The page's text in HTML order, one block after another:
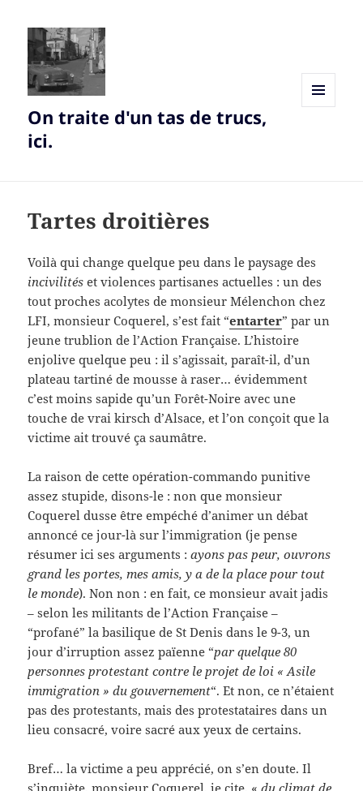
On traite d'un tas de trucs,
ici.
Tartes droitières
Voilà qui change quelque peu dans le paysage des
incivilités et violences partisanes actuelles : un des
tout proches acolytes de monsieur Mélenchon chez
LFI, monsieur Coquerel, s’est fait “entarter” par un
jeune trublion de l’Action Française. L’histoire
enjolive quelque peu : il s’agissait, paraît-il, d’un
plateau tartiné de mousse à raser… évidemment
c’est moins sapide qu’un Forêt-Noire avec une
touche de vrai kirsch d’Alsace, et l’on conçoit que la
victime ait trouvé ça saumâtre.
La raison de cette opération-commando punitive
assez stupide, disons-le : non que monsieur
Coquerel dusse être empéché d’animer un débat
annoncé ce jour-là sur l’immigration (je pense
résumer ici ses arguments :ayons pas peur, ouvrons
grand les portes, mes amis, y a de la place pour tout
le monde). Non non : en fait, ce monsieur avait jadis
– selon les militants de l’Action Française –
“profané” la basilique de St Denis dans le 9-3, un
jour d’irruption assez païenne “par quelque 80
personnes protestant contre le projet de loi « Asile
immigration » du gouvernement“. Et non, ce n’étaient
pas des protestants, mais des protestataires dans un
lieu consacré, voire sacré aux yeux de certains.
Bref… la victime a peu apprécié, on s’en doute. Il